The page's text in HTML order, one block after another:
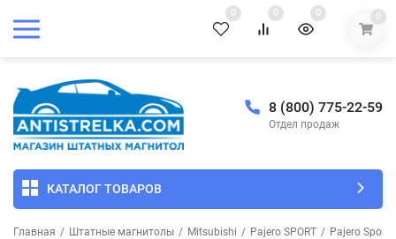
0 0 0 0
8 (800) 775-22-59
Отдел продаж
КАТАЛОГ ТОВАРОВ
Главная / Штатные магнитолы / Mitsubishi / Pajero SPORT / Pajero Sport